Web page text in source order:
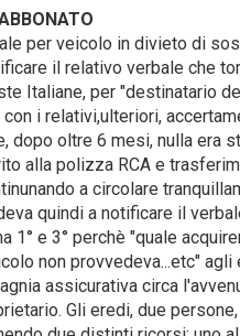
per veicolo in divieto di
il relativo verbale che
Italiane, per "destinatario
i relativi,ulteriori,
dopo oltre 6 mesi, nulla era
alla polizza RCA e
a circolare
quindi a notificare il
1° e 3° perchè "quale
non provvedeva...etc" agli
assicurativa circa
Gli eredi, due